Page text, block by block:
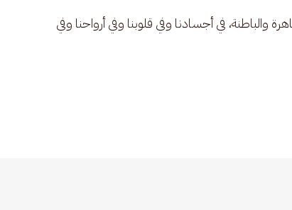
والباطنة، في أجسادنا وفي قلوبنا وفي أرواحنا وفي